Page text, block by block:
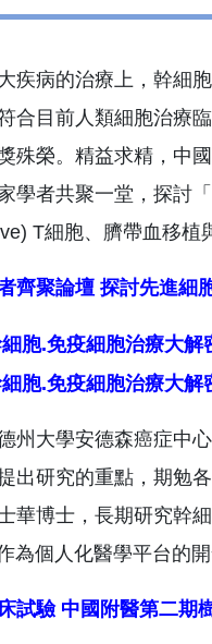
疾病的治療上，幹細
合目前人類細胞治療
殊榮。精益求精，中
學者共聚一堂，探討
T細胞、臍帶血移植
齊聚論壇 探討先進細
州大學安德森癌症中
出研究的重點，期勉
華博士，長期研究幹
為個人化醫學平台的
試驗 中國附醫第二期